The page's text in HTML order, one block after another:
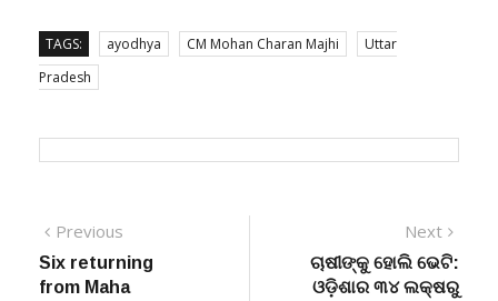
TAGS: ayodhya CM Mohan Charan Majhi
Uttar
Pradesh
Post
navigation
Previous
post:
Six returning
from Maha
Next
ଚାଷୀଙ୍କୁ ହୋଲି ଭେଟି:
ଓଡ଼ିଶାର ୩୪ ଲକ୍ଷରୁ